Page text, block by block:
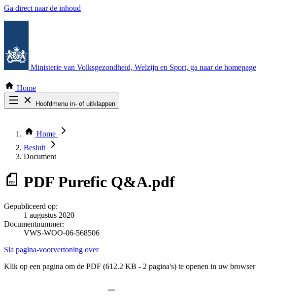
Ga direct naar de inhoud
Ministerie van Volksgezondheid, Welzijn en Sport, ga naar de homepage
Home
Hoofdmenu in- of uitklappen
Thema COVID-19
Bekijk per bestuursorgaan
Home
Besluit
Document
PDF Purefic Q&A.pdf
Gepubliceerd op:
1 augustus 2020
Documentnummer:
VWS-WOO-06-568506
Sla pagina-voorvertoning over
Klik op een pagina om de PDF (612.2 KB - 2 pagina's) te openen in uw browser